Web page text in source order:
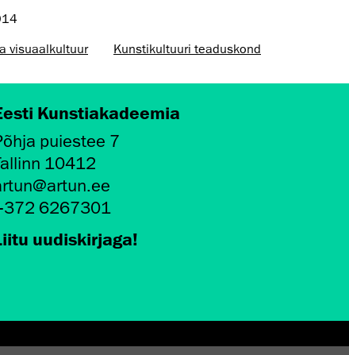
visuaalkultuur Kunsti­kultuuri teaduskond
Kunstiakadeemia
puiestee 7
10412
6267301
uudiskirjaga!